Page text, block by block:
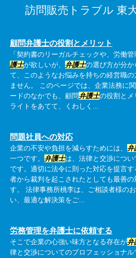
訪問販売トラブル 東
顧問弁護士の役割とメリット
「契約書のリーガルチェックや、労働
護士が欲しいが、 弁護士の選び方が分
て、このようなお悩みを持ちの経営職
ません。 このページでは、企業法務に
ードのなかでも、顧問弁護士の役割とメ
ライトをあてて、くわしく...
問題社員への対応
企業の不安や負担を減らすためには、 弁
一つです。 弁護士は、法律と交渉につ
です。適切に法令に則った対応を提言
者から裁判を起こされたとしても最善
す。 法律事務所桃李は、ご相談者様の
い、最適な解決策をご...
労務管理を弁護士に依頼する
そこで企業の心強い味方となる存在が弁
律と交渉についてのプロフェッショナ